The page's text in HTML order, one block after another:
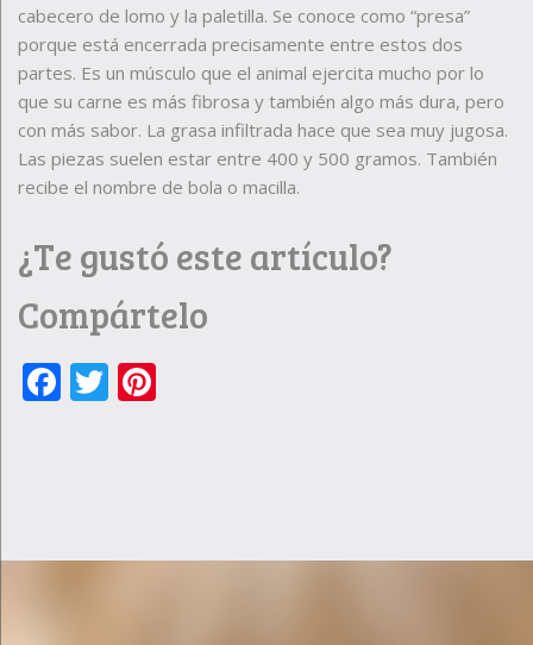
cabecero de lomo y la paletilla. Se conoce como “presa”
porque está encerrada precisamente entre estos dos
partes. Es un músculo que el animal ejercita mucho por lo
que su carne es más fibrosa y también algo más dura, pero
con más sabor. La grasa infiltrada hace que sea muy jugosa.
Las piezas suelen estar entre 400 y 500 gramos. También
recibe el nombre de bola o macilla.
¿Te gustó este artículo?
Compártelo
Facebook
Twitter